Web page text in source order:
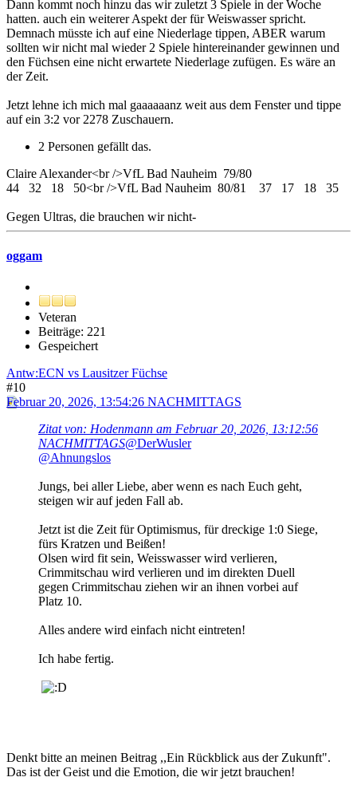
Dann kommt noch hinzu das wir zuletzt 3 Spiele in der Woche
hatten. auch ein weiterer Aspekt der für Weiswasser spricht.
Demnach müsste ich auf eine Niederlage tippen, ABER warum
sollten wir nicht mal wieder 2 Spiele hintereinander gewinnen und
den Füchsen eine nicht erwartete Niederlage zufügen. Es wäre an
der Zeit.
Jetzt lehne ich mich mal gaaaaaanz weit aus dem Fenster und tippe
auf ein 3:2 vor 2278 Zuschauern.
2 Personen gefällt das.
Claire Alexander<br />VfL Bad Nauheim 79/80
44 32 18 50<br />VfL Bad Nauheim 80/81 37 17 18 35
Gegen Ultras, die brauchen wir nicht-
oggam
Veteran
Beiträge: 221
Gespeichert
Antw:ECN vs Lausitzer Füchse
#10
Februar 20, 2026, 13:54:26 NACHMITTAGS
Zitat von: Hodenmann am Februar 20, 2026, 13:12:56
NACHMITTAGS@DerWusler
@Ahnungslos
Jungs, bei aller Liebe, aber wenn es nach Euch geht,
steigen wir auf jeden Fall ab.
Jetzt ist die Zeit für Optimismus, für dreckige 1:0 Siege,
fürs Kratzen und Beißen!
Olsen wird fit sein, Weisswasser wird verlieren,
Crimmitschau wird verlieren und im direkten Duell
gegen Crimmitschau ziehen wir an ihnen vorbei auf
Platz 10.
Alles andere wird einfach nicht eintreten!
Ich habe fertig.
Denkt bitte an meinen Beitrag ,,Ein Rückblick aus der Zukunft".
Das ist der Geist und die Emotion, die wir jetzt brauchen!